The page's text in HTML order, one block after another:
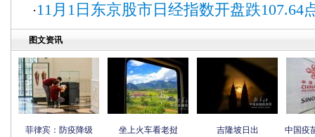
·11月1日东京股市日经指数开盘跌107.64
图文资讯
菲律宾：防疫降级 坐上火车看老挝 吉隆坡日出
中国疫